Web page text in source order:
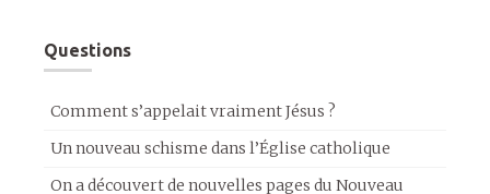
Questions
Comment s’appelait vraiment Jésus ?
Un nouveau schisme dans l’Église catholique
On a découvert de nouvelles pages du Nouveau